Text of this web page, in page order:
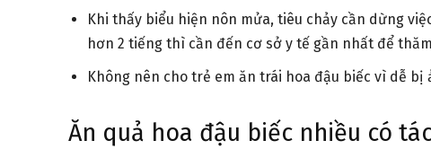
Khi thấy biểu hiện nôn mửa, tiêu chảy cần dừng
hơn 2 tiếng thì cần đến cơ sở y tế gần nhất để
Không nên cho trẻ em ăn trái hoa đậu biếc vì dễ
Ăn quả hoa đậu biếc nhiều có